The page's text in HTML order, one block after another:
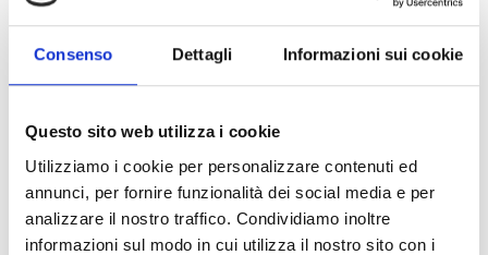
Consenso Dettagli Informazioni sui cookie
Questo sito web utilizza i cookie
Utilizziamo i cookie per personalizzare contenuti ed
annunci, per fornire funzionalità dei social media e per
analizzare il nostro traffico. Condividiamo inoltre
informazioni sul modo in cui utilizza il nostro sito con i
Si potrà presentare una sola domanda di
partecipazione per ciascun richiedente.
Entità del contributo
Dotazione finanziaria complessiva: 5
.000.000 Euro
Importo massimo erogabile per ciascun intervento:
14.000 Euro